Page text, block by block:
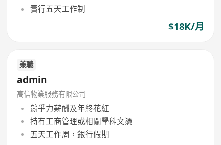
實行五天工作制
$18K/月
兼職
admin
高信物業服務有限公司
競爭力薪酬及年終花紅
持有工商管理或相關學科文憑
五天工作周，銀行假期